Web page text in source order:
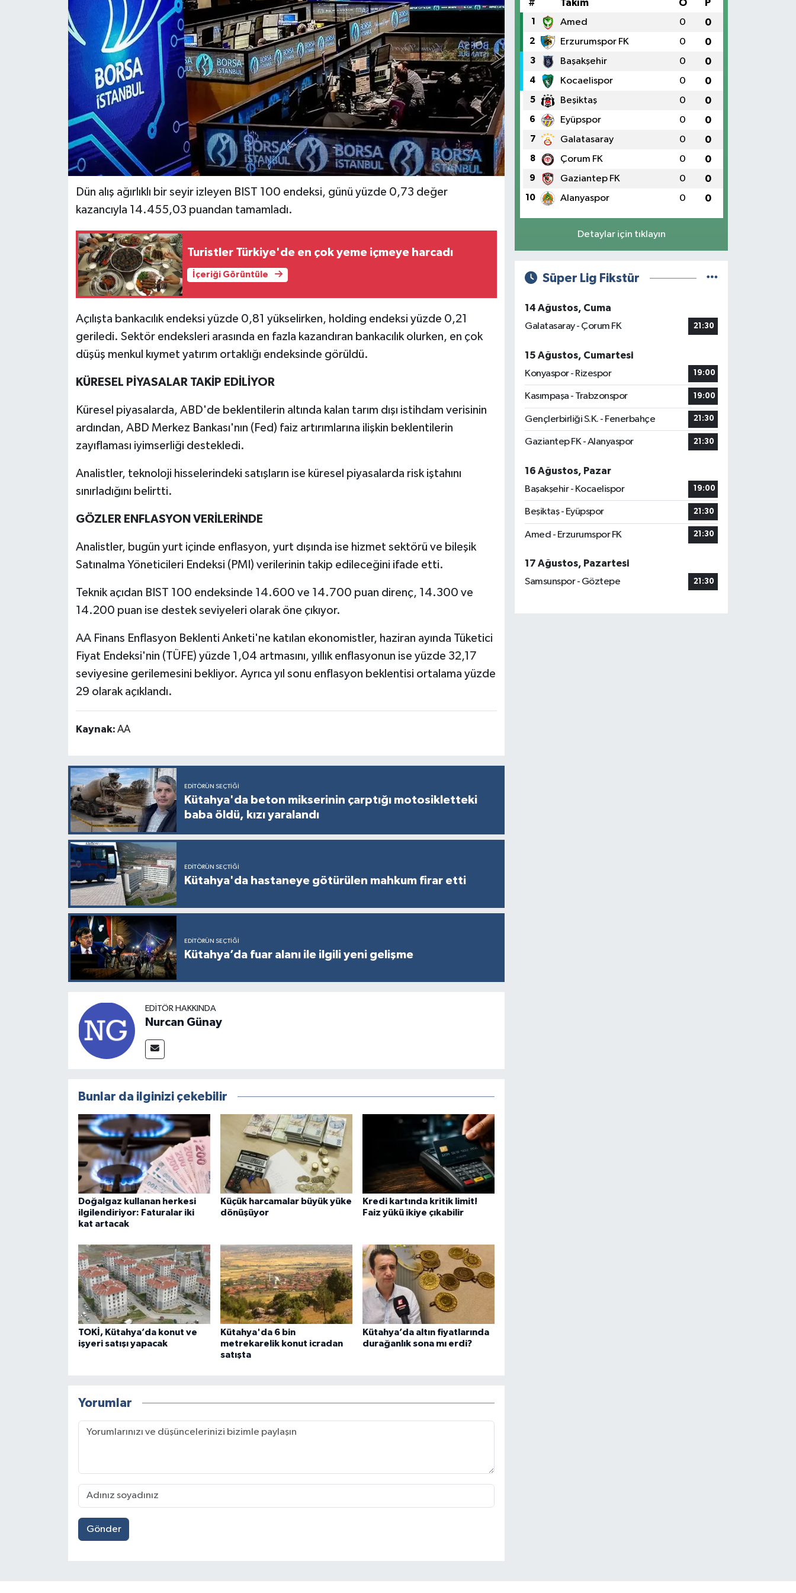
Dün alış ağırlıklı bir seyir izleyen BIST 100 endeksi, günü yüzde 0,73 değer
kazancıyla 14.455,03 puandan tamamladı.
Turistler Türkiye'de en çok yeme içmeye harcadı
İçeriği Görüntüle
Açılışta bankacılık endeksi yüzde 0,81 yükselirken, holding endeksi yüzde 0,21
geriledi. Sektör endeksleri arasında en fazla kazandıran bankacılık olurken, en çok
düşüş menkul kıymet yatırım ortaklığı endeksinde görüldü.
KÜRESEL PİYASALAR TAKİP EDİLİYOR
Küresel piyasalarda, ABD'de beklentilerin altında kalan tarım dışı istihdam verisinin
ardından, ABD Merkez Bankası'nın (Fed) faiz artırımlarına ilişkin beklentilerin
zayıflaması iyimserliği destekledi.
Analistler, teknoloji hisselerindeki satışların ise küresel piyasalarda risk iştahını
sınırladığını belirtti.
GÖZLER ENFLASYON VERİLERİNDE
Analistler, bugün yurt içinde enflasyon, yurt dışında ise hizmet sektörü ve bileşik
Satınalma Yöneticileri Endeksi (PMI) verilerinin takip edileceğini ifade etti.
Teknik açıdan BIST 100 endeksinde 14.600 ve 14.700 puan direnç, 14.300 ve
14.200 puan ise destek seviyeleri olarak öne çıkıyor.
AA Finans Enflasyon Beklenti Anketi'ne katılan ekonomistler, haziran ayında Tüketici
Fiyat Endeksi'nin (TÜFE) yüzde 1,04 artmasını, yıllık enflasyonun ise yüzde 32,17
seviyesine gerilemesini bekliyor. Ayrıca yıl sonu enflasyon beklentisi ortalama yüzde
29 olarak açıklandı.
Kaynak: AA
EDITÖRÜN SEÇTIĞI
Kütahya'da beton mikserinin çarptığı motosikletteki
baba öldü, kızı yaralandı
EDITÖRÜN SEÇTIĞI
Kütahya'da hastaneye götürülen mahkum firar etti
EDITÖRÜN SEÇTIĞI
Kütahya’da fuar alanı ile ilgili yeni gelişme
EDITÖR HAKKINDA
Nurcan Günay
Bunlar da ilginizi çekebilir
Doğalgaz kullanan herkesi
ilgilendiriyor: Faturalar iki
kat artacak
Küçük harcamalar büyük yüke
dönüşüyor
Kredi kartında kritik limit!
Faiz yükü ikiye çıkabilir
TOKİ, Kütahya’da konut ve
işyeri satışı yapacak
Kütahya'da 6 bin
metrekarelik konut icradan
satışta
Kütahya’da altın fiyatlarında
durağanlık sona mı erdi?
Yorumlar
Gönder
# Takım O P
1 Amed 0 0
2 Erzurumspor FK 0 0
3 Başakşehir 0 0
4 Kocaelispor 0 0
5 Beşiktaş 0 0
6 Eyüpspor 0 0
7 Galatasaray 0 0
8 Çorum FK 0 0
9 Gaziantep FK 0 0
10 Alanyaspor 0 0
Detaylar için tıklayın
Süper Lig Fikstür
14 Ağustos, Cuma
Galatasaray - Çorum FK
21:30
15 Ağustos, Cumartesi
Konyaspor - Rizespor
19:00
Kasımpaşa - Trabzonspor 19:00
Gençlerbirliği S.K. - Fenerbahçe 21:30
Gaziantep FK - Alanyaspor 21:30
16 Ağustos, Pazar
Başakşehir - Kocaelispor
19:00
Beşiktaş - Eyüpspor 21:30
Amed - Erzurumspor FK 21:30
17 Ağustos, Pazartesi
Samsunspor - Göztepe
21:30
Foto Galeri
Köşe Yazıları
Kültür Sanat
Otomobil
Rüya Tabirleri
Teknoloji
Video Galeri
Yemek Tarifleri